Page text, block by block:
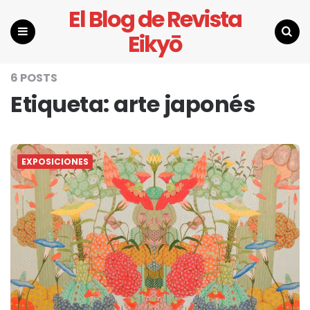
El Blog de Revista
Eikyō
6 POSTS
Etiqueta:arte japonés
EXPOSICIONES